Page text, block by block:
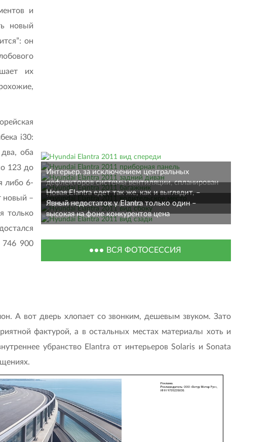
Интерьер, за исключением центральных
дефлекторов системы вентиляции, спланирован
удачно
Новая Elantra едет так же, как и выглядит, –
стремительно и грациозно
Явный недостаток у Elantra только один –
высокая на фоне конкурентов цена
ВСЯ ФОТОСЕССИЯ
и
новый
он
их
i30:
оба
123 до
либо 6-
новый –
только
746 900
А вот дверь хлопает со звонким, дешевым звуком. Зато
фактурой, а в остальных местах материалы хоть и
убранство Elantra от интерьеров Solaris и Sonata